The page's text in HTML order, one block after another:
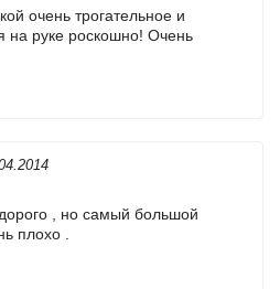
очень трогательное и
на руке роскошно! Очень
, но самый большой
плохо .